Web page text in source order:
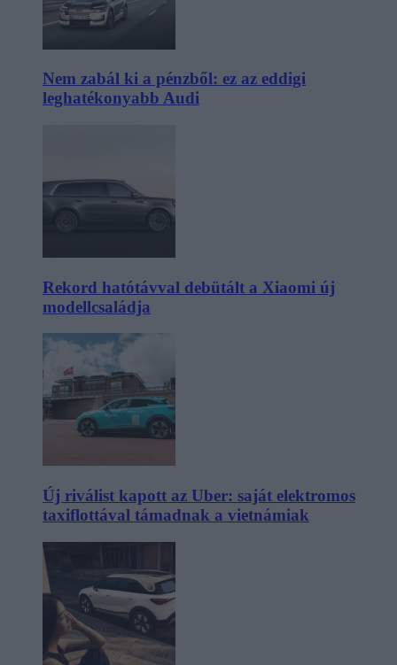
Nem zabál ki a pénzből: ez az eddigi
leghatékonyabb Audi
Rekord hatótávval debütált a Xiaomi új
modellcsaládja
Új riválist kapott az Uber: saját elektromos
taxiflottával támadnak a vietnámiak